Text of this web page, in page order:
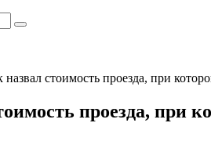
назвал стоимость проезда, при
проезда, при